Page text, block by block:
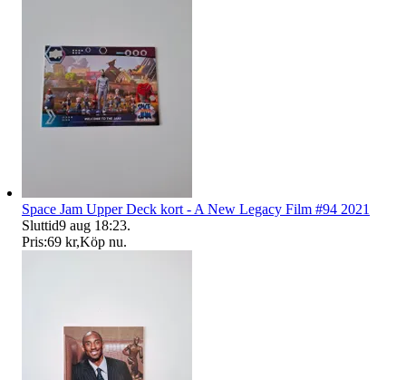
Space Jam Upper Deck kort - A New Legacy Film #94 2021
Sluttid9 aug 18:23.
Pris:69 kr,Köp nu.